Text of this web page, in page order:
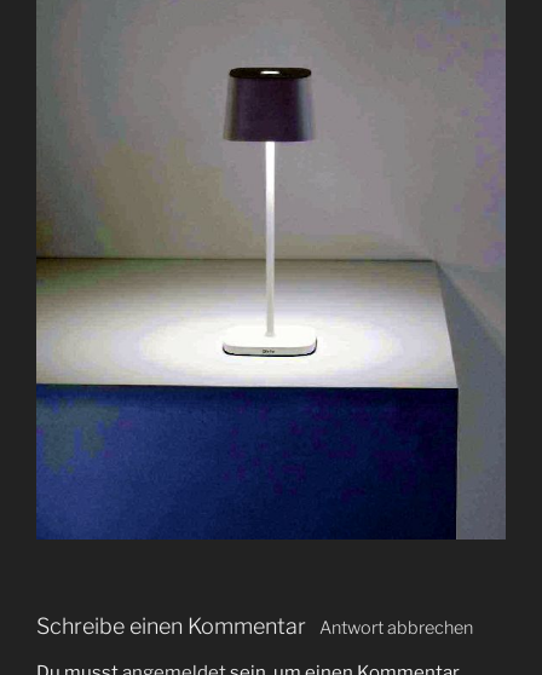
Schreibe einen Kommentar Antwort abbrechen